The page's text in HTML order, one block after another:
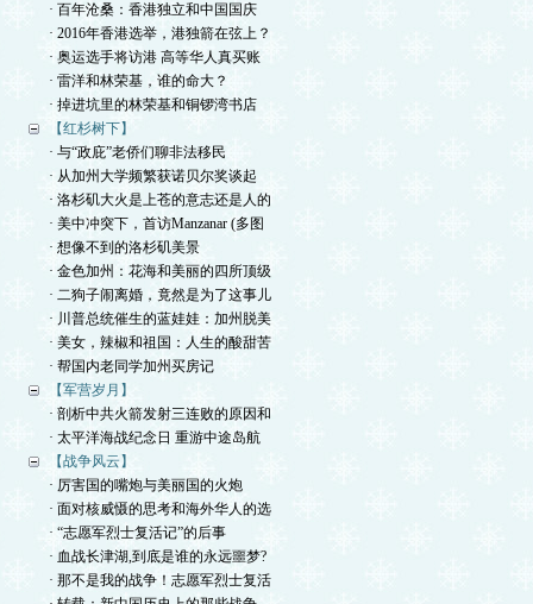
· 百年沧桑：香港独立和中国国庆
· 2016年香港选举，港独箭在弦上？
· 奥运选手将访港 高等华人真买账
· 雷洋和林荣基，谁的命大？
· 掉进坑里的林荣基和铜锣湾书店
【红杉树下】
· 与“政庇”老侨们聊非法移民
· 从加州大学频繁获诺贝尔奖谈起
· 洛杉矶大火是上苍的意志还是人的
· 美中冲突下，首访Manzanar (多图
· 想像不到的洛杉矶美景
· 金色加州：花海和美丽的四所顶级
· 二狗子闹离婚，竟然是为了这事儿
· 川普总统催生的蓝娃娃：加州脱美
· 美女，辣椒和祖国：人生的酸甜苦
· 帮国内老同学加州买房记
【军营岁月】
· 剖析中共火箭发射三连败的原因和
· 太平洋海战纪念日 重游中途岛航
【战争风云】
· 厉害国的嘴炮与美丽国的火炮
· 面对核威慑的思考和海外华人的选
· “志愿军烈士复活记”的后事
· 血战长津湖,到底是谁的永远噩梦?
· 那不是我的战争！志愿军烈士复活